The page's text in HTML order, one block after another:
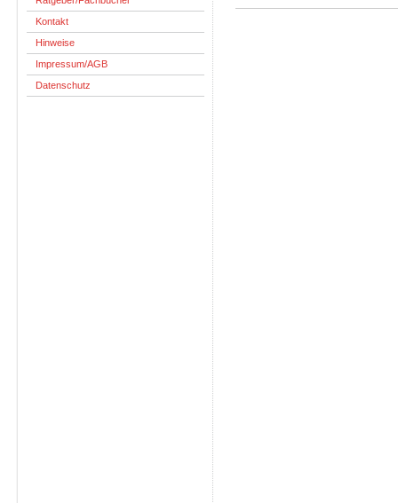
Kontakt
Hinweise
Impressum/AGB
Datenschutz